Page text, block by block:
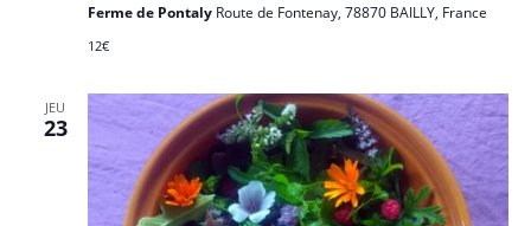
Ferme de Pontaly Route de Fontenay, 78870 BAILLY, France
12€
JEU
23